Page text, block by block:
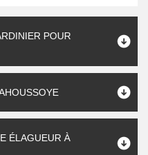
POUR
ÉLAGUEUR À